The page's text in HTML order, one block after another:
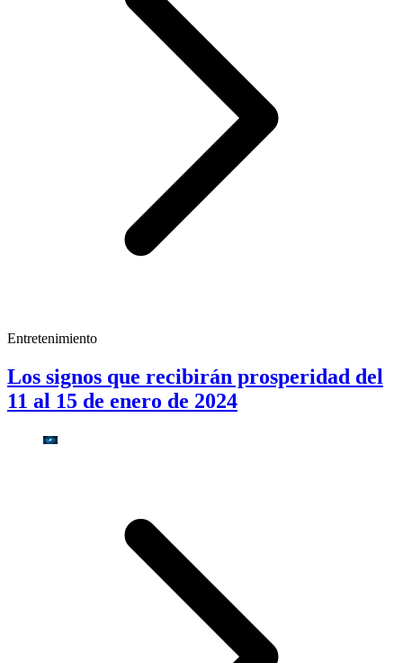
Entretenimiento
Los signos que recibirán prosperidad del
11 al 15 de enero de 2024